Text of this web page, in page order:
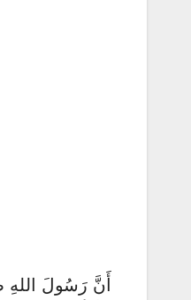
أَنَّ رَسُولَ اللهِ